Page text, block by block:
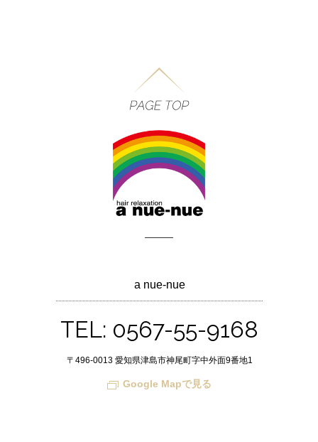
a nue-nue
TEL: 0567-55-9168
〒496-0013 愛知県津島市神尾町字中外面9番地1
Google Mapで見る